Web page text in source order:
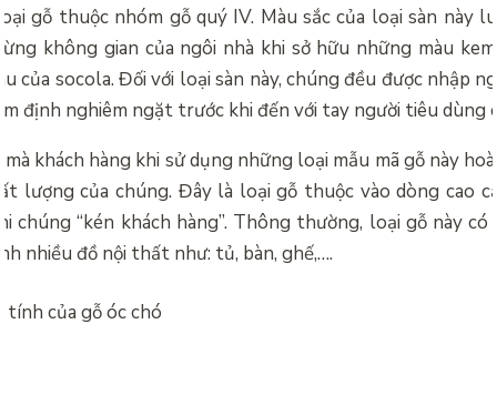
gỗ thuộc nhóm gỗ quý IV. Màu sắc của loại sàn này
không gian của ngôi nhà khi sở hữu những màu
của socola. Đối với loại sàn này, chúng đều được nhập
định nghiêm ngặt trước khi đến với tay người tiêu dùng
khách hàng khi sử dụng những loại mẫu mã gỗ này
lượng của chúng. Đây là loại gỗ thuộc vào dòng cao
chúng “kén khách hàng”. Thông thường, loại gỗ này
nhiều đồ nội thất như: tủ, bàn, ghế,….